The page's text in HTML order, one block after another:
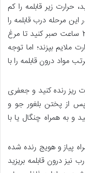
زیر قابلمه را کم
این مرحله درب قابلمه را
به‌صورت نیمه‌باز قرار دهید و حدود 2 ساعت صبر کنید تا مرغ
ملایم بپزند؛ اما توجه
مواد درون قابلمه را با
ریز رنده کنید و جعفری
‌از پختن بلغور جو و
و به همراه چنگال یا با
پیاز و هویج رنده شده
نیز درون قابلمه بریزید